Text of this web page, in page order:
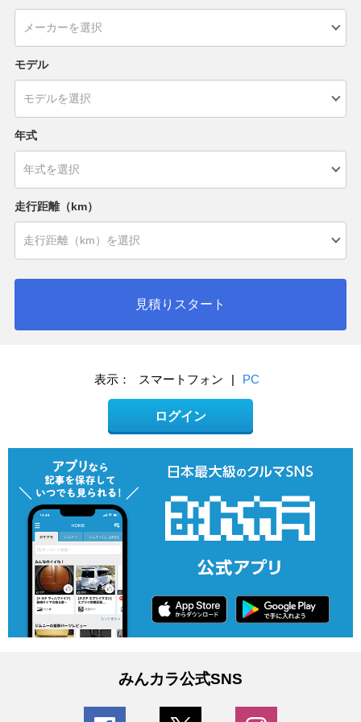
モデル
年式
走行距離（km）
見積りスタート
表示： スマートフォン | PC
ログイン
みんカラ公式SNS